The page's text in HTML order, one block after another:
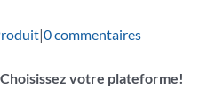
|0 commentaires
votre plateforme!